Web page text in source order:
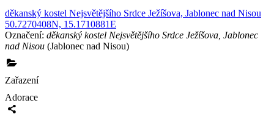
děkanský kostel Nejsvětějšího Srdce Ježíšova, Jablonec nad Nisou
50.7270408N, 15.1710881E
Označení: děkanský kostel Nejsvětějšího Srdce Ježíšova, Jablonec
nad Nisou (Jablonec nad Nisou)
Zařazení
Adorace